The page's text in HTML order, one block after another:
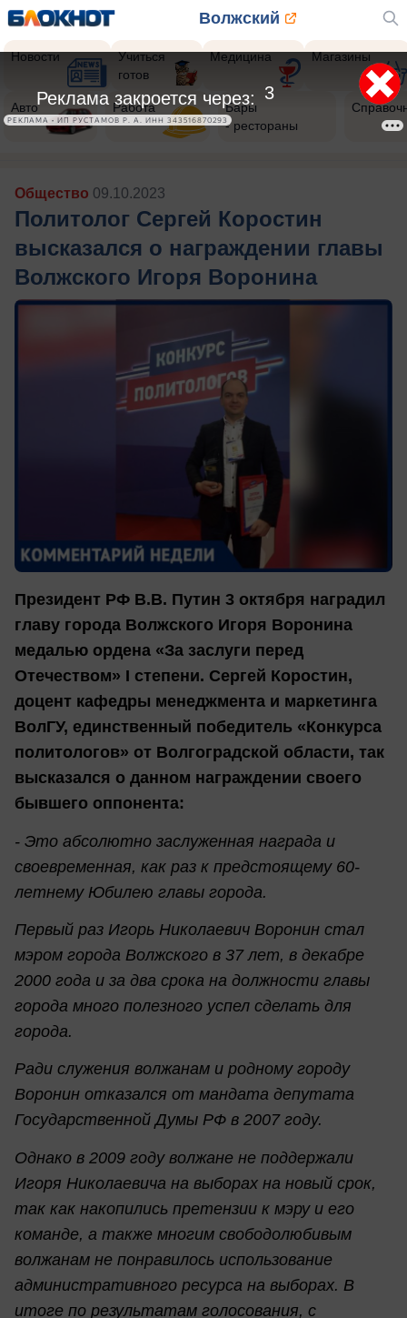
Волжский
Новости
Учиться
готов
Медицина Магазины
Авто Работа
Бары
- рестораны
Общество 09.10.2023
Политолог Сергей Коростин
высказался о награждении главы
Волжского Игоря Воронина
Президент РФ В.В. Путин 3 октября наградил
главу города Волжского Игоря Воронина
медалью ордена «За заслуги перед
Отечеством» I степени. Сергей Коростин,
доцент кафедры менеджмента и маркетинга
ВолГУ, единственный победитель «Конкурса
политологов» от Волгоградской области, так
высказался о данном награждении своего
бывшего оппонента:
- Это абсолютно заслуженная награда и
своевременная, как раз к предстоящему 60-
летнему Юбилею главы города.
Первый раз Игорь Николаевич Воронин стал
мэром города Волжского в 37 лет, в декабре
2000 года и за два срока на должности главы
города много полезного успел сделать для
города.
Ради служения волжанам и родному городу
Воронин отказался от мандата депутата
Государственной Думы РФ в 2007 году.
Однако в 2009 году волжане не поддержали
Игоря Николаевича на выборах на новый срок,
так как накопились претензии к мэру и его
команде, а также многим свободолюбивым
волжанам не понравилось использование
административного ресурса на выборах. В
итоге по результатам голосования, с